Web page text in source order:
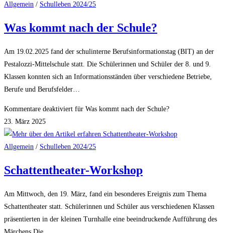
Allgemein / Schulleben 2024/25
Was kommt nach der Schule?
Am 19.02.2025 fand der schulinterne Berufsinformationstag (BIT) an der
Pestalozzi-Mittelschule statt. Die Schülerinnen und Schüler der 8. und 9.
Klassen konnten sich an Informationsständen über verschiedene Betriebe,
Berufe und Berufsfelder…
Kommentare deaktiviert für Was kommt nach der Schule?
23. März 2025
Allgemein / Schulleben 2024/25
Schattentheater-Workshop
Am Mittwoch, den 19. März, fand ein besonderes Ereignis zum Thema
Schattentheater statt. Schülerinnen und Schüler aus verschiedenen Klassen
präsentierten in der kleinen Turnhalle eine beeindruckende Aufführung des